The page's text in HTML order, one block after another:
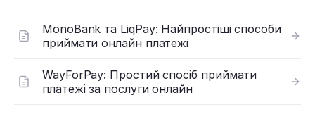
MonoBank та LiqPay: Найпростіші способи
приймати онлайн платежі
WayForPay: Простий спосіб приймати
платежі за послуги онлайн